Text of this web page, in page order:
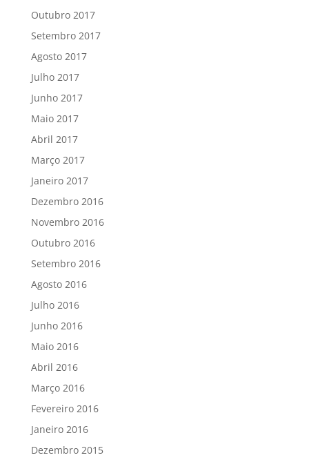
Outubro 2017
Setembro 2017
Agosto 2017
Julho 2017
Junho 2017
Maio 2017
Abril 2017
Março 2017
Janeiro 2017
Dezembro 2016
Novembro 2016
Outubro 2016
Setembro 2016
Agosto 2016
Julho 2016
Junho 2016
Maio 2016
Abril 2016
Março 2016
Fevereiro 2016
Janeiro 2016
Dezembro 2015